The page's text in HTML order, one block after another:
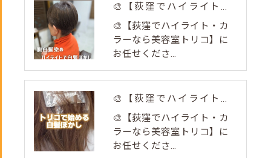
🎨【荻窪でハイライト・カラーなら美容室トリコ】にお任せくださ...
🎨【荻窪でハイライト・カ
ラーなら美容室トリコ】に
お任せくださ...
🎨【荻窪でハイライト・カラーなら美容室トリコ】にお任せくださ...
🎨【荻窪でハイライト・カ
ラーなら美容室トリコ】に
お任せくださ...